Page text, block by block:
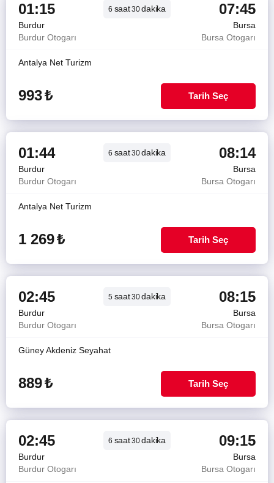
01:15 6 saat30dakika 07:45
Burdur
Bursa
Burdur Otogarı
Bursa Otogarı
Antalya Net Turizm
993₺ Tarih Seç
01:44 6 saat30dakika 08:14
Burdur
Bursa
Burdur Otogarı
Bursa Otogarı
Antalya Net Turizm
1 269₺ Tarih Seç
02:45 5 saat30dakika 08:15
Burdur
Bursa
Burdur Otogarı
Bursa Otogarı
Güney Akdeniz Seyahat
889₺ Tarih Seç
02:45 6 saat30dakika 09:15
Burdur
Bursa
Burdur Otogarı
Bursa Otogarı